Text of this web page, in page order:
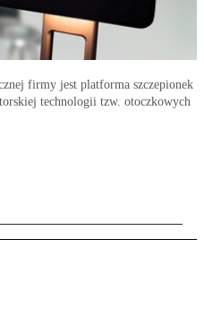
firmy jest platforma szczepionek
technologii tzw. otoczkowych